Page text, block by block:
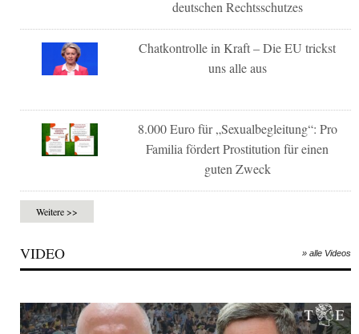
deutschen Rechtsschutzes
Chatkontrolle in Kraft – Die EU trickst
uns alle aus
8.000 Euro für „Sexualbegleitung“: Pro
Familia fördert Prostitution für einen
guten Zweck
Weitere >>
VIDEO » alle Videos